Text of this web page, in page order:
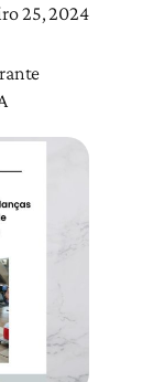
25, 2024